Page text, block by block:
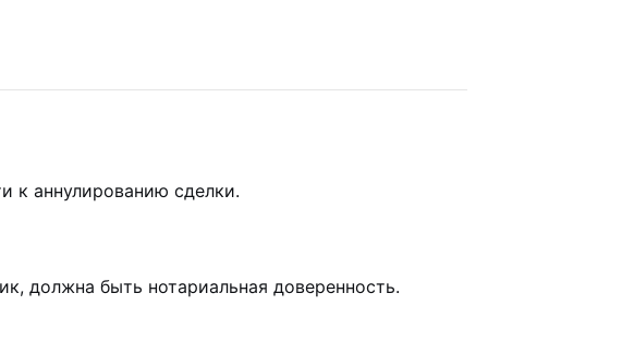
к аннулированию сделки.
должна быть нотариальная доверенность.